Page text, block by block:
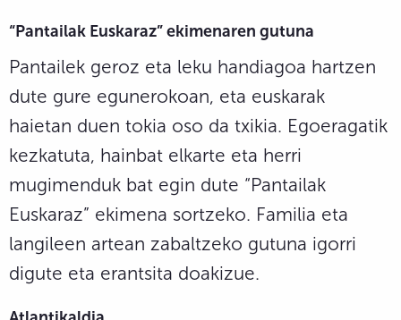
“Pantailak Euskaraz” ekimenaren gutuna
Pantailek geroz eta leku handiagoa hartzen
dute gure egunerokoan, eta euskarak
haietan duen tokia oso da txikia. Egoeragatik
kezkatuta, hainbat elkarte eta herri
mugimenduk bat egin dute “Pantailak
Euskaraz” ekimena sortzeko. Familia eta
langileen artean zabaltzeko gutuna igorri
digute eta erantsita doakizue.